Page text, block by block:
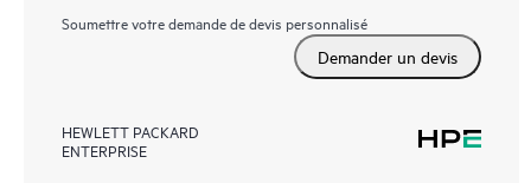
Soumettre votre demande de devis personnalisé
Demander un devis
HEWLETT PACKARD
ENTERPRISE